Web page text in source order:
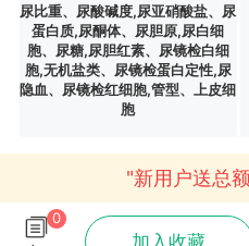
尿比重、尿酸碱度,尿亚硝酸盐、尿
蛋白质,尿酮体、尿胆原,尿白细
胞、尿糖,尿胆红素、尿镜检白细
胞,无机盐类、尿镜检蛋白定性,尿
隐血、尿镜检红细胞,管型、上皮细
胞
"新用户送总
0